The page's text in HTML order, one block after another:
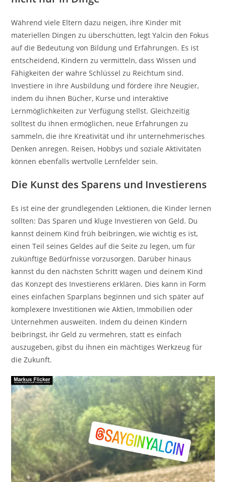
Während viele Eltern dazu neigen, ihre Kinder mit
materiellen Dingen zu überschütten, legt Yalcin den Fokus
auf die Bedeutung von Bildung und Erfahrungen. Es ist
entscheidend, Kindern zu vermitteln, dass Wissen und
Fähigkeiten der wahre Schlüssel zu Reichtum sind.
Investiere in ihre Ausbildung und fördere ihre Neugier,
indem du ihnen Bücher, Kurse und interaktive
Lernmöglichkeiten zur Verfügung stellst. Gleichzeitig
solltest du ihnen ermöglichen, neue Erfahrungen zu
sammeln, die ihre Kreativität und ihr unternehmerisches
Denken anregen. Reisen, Hobbys und soziale Aktivitäten
können ebenfalls wertvolle Lernfelder sein.
Die Kunst des Sparens und Investierens
Es ist eine der grundlegenden Lektionen, die Kinder lernen
sollten: Das Sparen und kluge Investieren von Geld. Du
kannst deinem Kind früh beibringen, wie wichtig es ist,
einen Teil seines Geldes auf die Seite zu legen, um für
zukünftige Bedürfnisse vorzusorgen. Darüber hinaus
kannst du den nächsten Schritt wagen und deinem Kind
das Konzept des Investierens erklären. Dies kann in Form
eines einfachen Sparplans beginnen und sich später auf
komplexere Investitionen wie Aktien, Immobilien oder
Unternehmen ausweiten. Indem du deinen Kindern
beibringst, ihr Geld zu vermehren, statt es einfach
auszugeben, gibst du ihnen ein mächtiges Werkzeug für
die Zukunft.